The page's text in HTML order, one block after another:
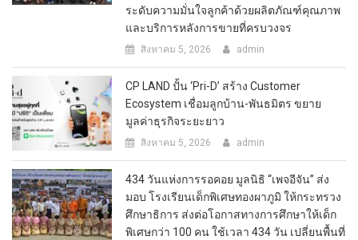
ระดับความมั่นใจลูกค้าด้วยผลิตภัณฑ์คุณภาพ
และบริการหลังการขายที่ครบวงจร
สิงหาคม 5, 2026 admin
CP LAND ปั้น ‘Pri-D’ สร้าง Customer
Ecosystem เชื่อมลูกบ้าน-พันธมิตร ขยาย
มูลค่าธุรกิจระยะยาว
สิงหาคม 5, 2026 admin
434 วันแห่งการรอคอย มูลนิธิ “เพจอีจัน” ส่ง
มอบ โรงเรียนเด็กพิเศษทองผาภูมิ ให้กระทรวง
ศึกษาธิการ ส่งต่อโอกาสทางการศึกษาให้เด็ก
พิเศษกว่า 100 คน ใช้เวลา 434 วัน เปลี่ยนพื้นที่